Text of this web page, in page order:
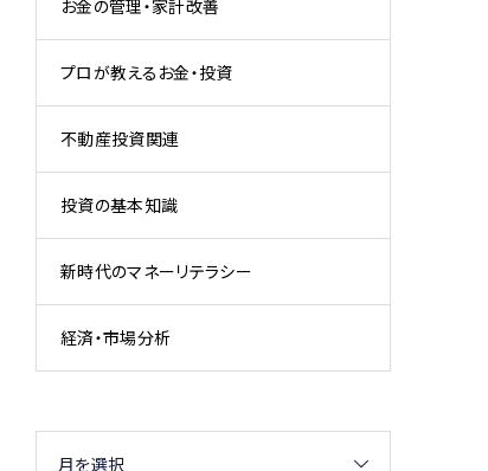
お金の管理・家計改善
プロが教えるお金・投資
不動産投資関連
投資の基本知識
新時代のマネーリテラシー
経済・市場分析
月を選択